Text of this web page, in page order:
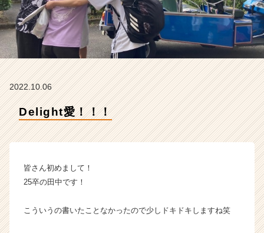
イ
ン】
|
ベ
ン
成
長
業
ウ
ト
2022.10.06
Delight愛！！！
皆さん初めまして！
25卒の田中です！
こういうの書いたことなかったので少しドキドキしますね笑